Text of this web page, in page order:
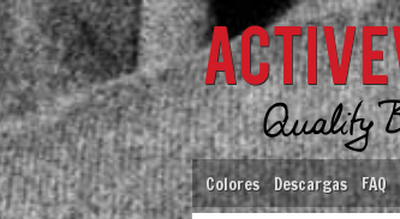
Colores Descargas FAQ